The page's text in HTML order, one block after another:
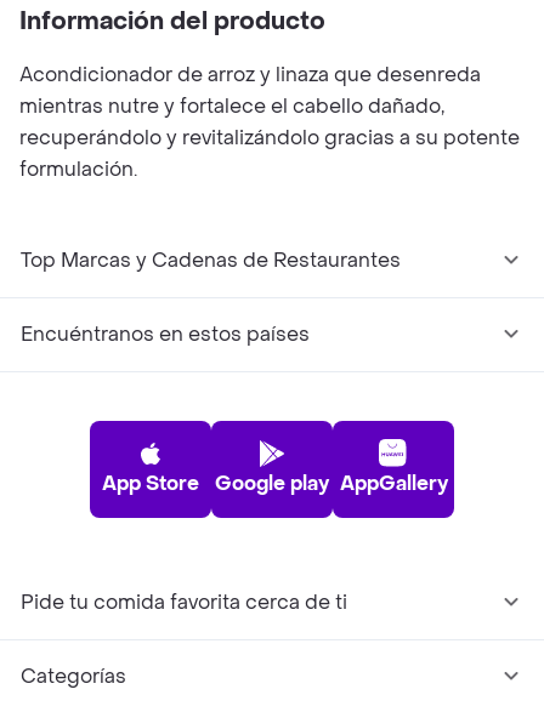
Información del producto
Acondicionador de arroz y linaza que desenreda
mientras nutre y fortalece el cabello dañado,
recuperándolo y revitalizándolo gracias a su potente
formulación.
Top Marcas y Cadenas de Restaurantes
Encuéntranos en estos países
App Store Google play AppGallery
Pide tu comida favorita cerca de ti
Categorías